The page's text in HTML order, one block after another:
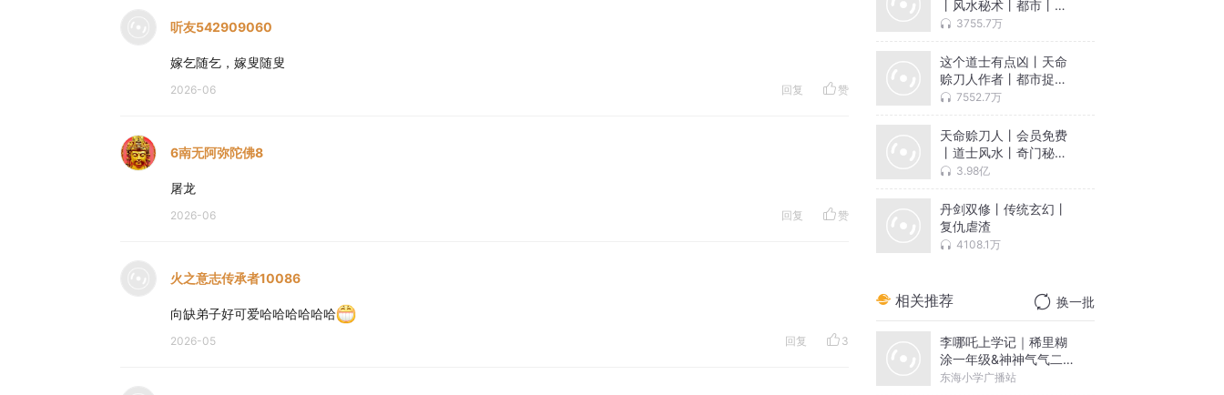
听友542909060
嫁乞随乞，嫁叟随叟
2026-06 回复 赞
6南无阿弥陀佛8
屠龙
2026-06 回复 赞
火之意志传承者10086
向缺弟子好可爱哈哈哈哈哈哈
2026-05 回复 3
丨风水秘术丨都市丨悬
疑恐怖灵异
3755.7万
这个道士有点凶丨天命
赊刀人作者丨都市捉鬼
爽文7552.7万
天命赊刀人丨会员免费
丨道士风水丨奇门秘术
丨骨头演播
3.98亿
丹剑双修丨传统玄幻丨
复仇虐渣
4108.1万
相关推荐 换一批
李哪吒上学记｜稀里糊
涂一年级&神神气气二年
级
东海小学广播站